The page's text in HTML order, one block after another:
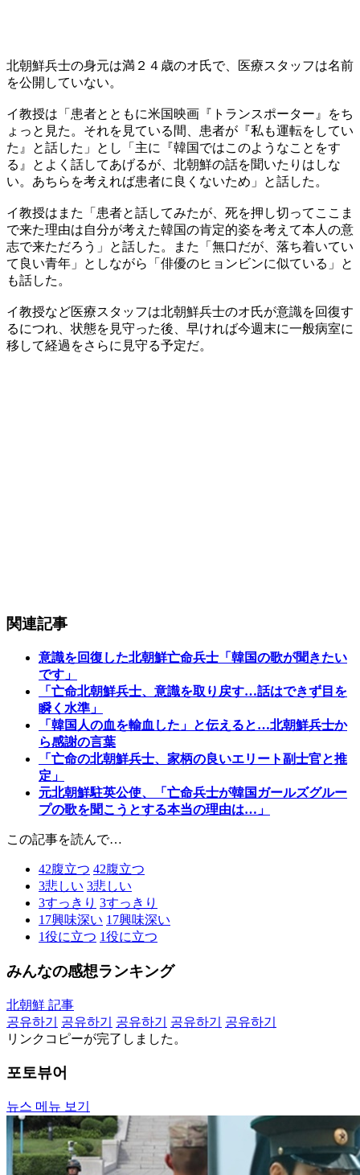
北朝鮮兵士の身元は満２４歳のオ氏で、医療スタッフは名前
を公開していない。
イ教授は「患者とともに米国映画『トランスポーター』をち
ょっと見た。それを見ている間、患者が『私も運転をしてい
た』と話した」とし「主に『韓国ではこのようなことをす
る』とよく話してあげるが、北朝鮮の話を聞いたりはしな
い。あちらを考えれば患者に良くないため」と話した。
イ教授はまた「患者と話してみたが、死を押し切ってここま
で来た理由は自分が考えた韓国の肯定的姿を考えて本人の意
志で来ただろう」と話した。また「無口だが、落ち着いてい
て良い青年」としながら「俳優のヒョンビンに似ている」と
も話した。
イ教授など医療スタッフは北朝鮮兵士のオ氏が意識を回復す
るにつれ、状態を見守った後、早ければ今週末に一般病室に
移して経過をさらに見守る予定だ。
関連記事
意識を回復した北朝鮮亡命兵士「韓国の歌が聞きたい
です」
「亡命北朝鮮兵士、意識を取り戻す…話はできず目を
瞬く水準」
「韓国人の血を輸血した」と伝えると…北朝鮮兵士か
ら感謝の言葉
「亡命の北朝鮮兵士、家柄の良いエリート副士官と推
定」
元北朝鮮駐英公使、「亡命兵士が韓国ガールズグルー
プの歌を聞こうとする本当の理由は…」
この記事を読んで…
42腹立つ 42腹立つ
3悲しい 3悲しい
3すっきり 3すっきり
17興味深い 17興味深い
1役に立つ 1役に立つ
みんなの感想ランキング
北朝鮮 記事
공유하기
공유하기 공유하기 공유하기
공유하기
リンクコピーが完了しました。
포토뷰어
뉴스 메뉴 보기